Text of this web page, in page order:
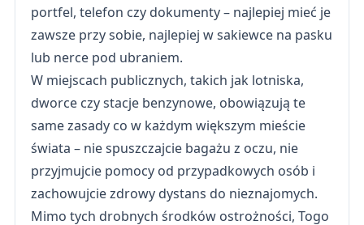
portfel, telefon czy dokumenty – najlepiej mieć je
zawsze przy sobie, najlepiej w sakiewce na pasku
lub nerce pod ubraniem.
W miejscach publicznych, takich jak lotniska,
dworce czy stacje benzynowe, obowiązują te
same zasady co w każdym większym mieście
świata – nie spuszczajcie bagażu z oczu, nie
przyjmujcie pomocy od przypadkowych osób i
zachowujcie zdrowy dystans do nieznajomych.
Mimo tych drobnych środków ostrożności, Togo